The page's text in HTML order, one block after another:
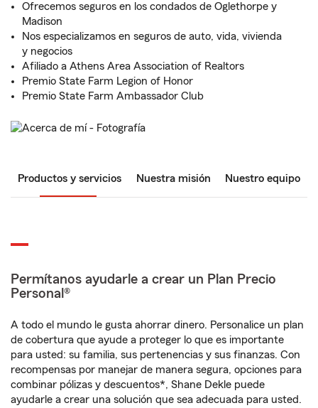
Ofrecemos seguros en los condados de Oglethorpe y
Madison
Nos especializamos en seguros de auto, vida, vivienda
y negocios
Afiliado a Athens Area Association of Realtors
Premio State Farm Legion of Honor
Premio State Farm Ambassador Club
Productos y servicios Nuestra misión Nuestro equipo
Permítanos ayudarle a crear un Plan Precio
Personal®
A todo el mundo le gusta ahorrar dinero. Personalice un plan
de cobertura que ayude a proteger lo que es importante
para usted: su familia, sus pertenencias y sus finanzas. Con
recompensas por manejar de manera segura, opciones para
combinar pólizas y descuentos*, Shane Dekle puede
ayudarle a crear una solución que sea adecuada para usted.